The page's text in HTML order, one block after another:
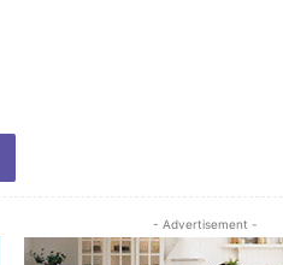
- Advertisement -